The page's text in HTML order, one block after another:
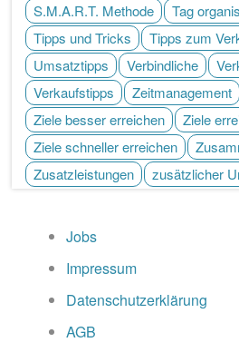
S.M.A.R.T. Methode
Tag
Tipps und Tricks
Tipps zum
Umsatztipps
Verbindliche
Verkaufstipps
Zeitmanagement
Ziele besser erreichen
Ziele
Ziele schneller erreichen
Zusatzleistungen
zusätzlicher
Jobs
Impressum
Datenschutzerklärung
AGB